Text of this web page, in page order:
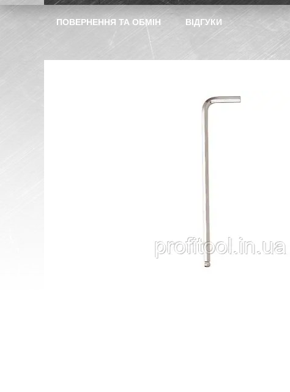
ПОВЕРНЕННЯ ТА ОБМІН ВІДГУКИ